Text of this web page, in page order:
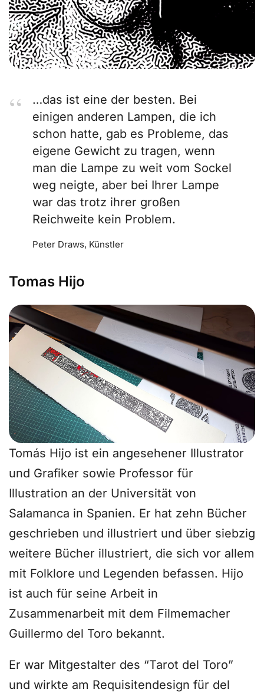
…das ist eine der besten. Bei
einigen anderen Lampen, die ich
schon hatte, gab es Probleme, das
eigene Gewicht zu tragen, wenn
man die Lampe zu weit vom Sockel
weg neigte, aber bei Ihrer Lampe
war das trotz ihrer großen
Reichweite kein Problem.
Peter Draws, Künstler
Tomas Hijo
Tomás Hijo ist ein angesehener Illustrator
und Grafiker sowie Professor für
Illustration an der Universität von
Salamanca in Spanien. Er hat zehn Bücher
geschrieben und illustriert und über siebzig
weitere Bücher illustriert, die sich vor allem
mit Folklore und Legenden befassen. Hijo
ist auch für seine Arbeit in
Zusammenarbeit mit dem Filmemacher
Guillermo del Toro bekannt.
Er war Mitgestalter des “Tarot del Toro”
und wirkte am Requisitendesign für del